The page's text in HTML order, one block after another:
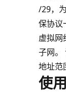
/29，
保协议
虚拟网
子网。
地址范
使